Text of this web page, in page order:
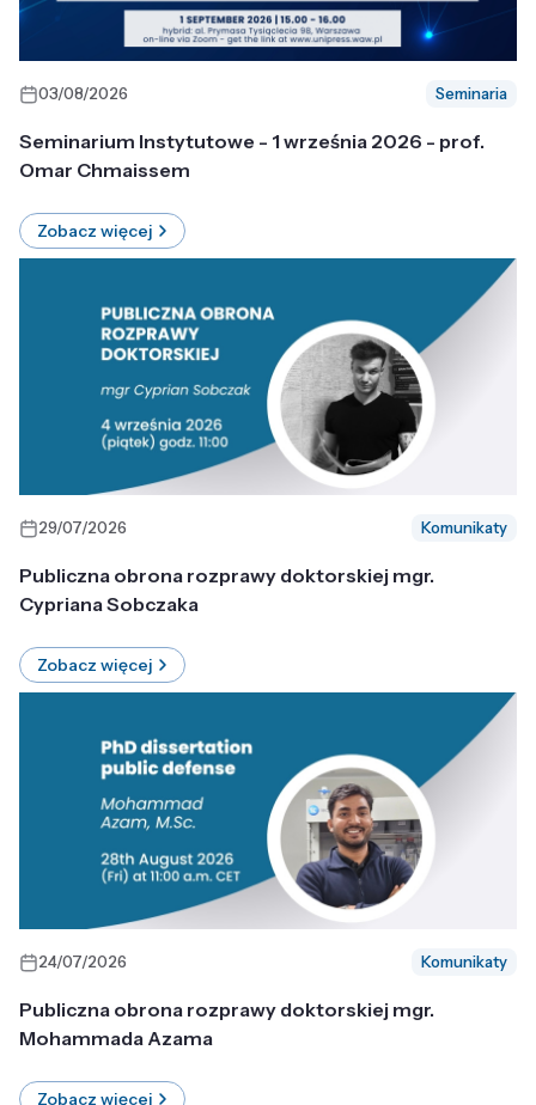
03/08/2026 Seminaria
Seminarium Instytutowe - 1 września 2026 - prof.
Omar Chmaissem
Zobacz więcej
29/07/2026 Komunikaty
Publiczna obrona rozprawy doktorskiej mgr.
Cypriana Sobczaka
Zobacz więcej
24/07/2026 Komunikaty
Publiczna obrona rozprawy doktorskiej mgr.
Mohammada Azama
Zobacz więcej